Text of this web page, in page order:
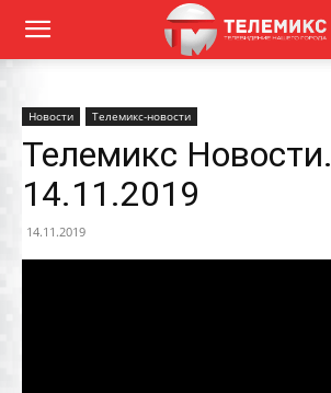
Новости Телемикс-новости
Телемикс Новости.
14.11.2019
14.11.2019